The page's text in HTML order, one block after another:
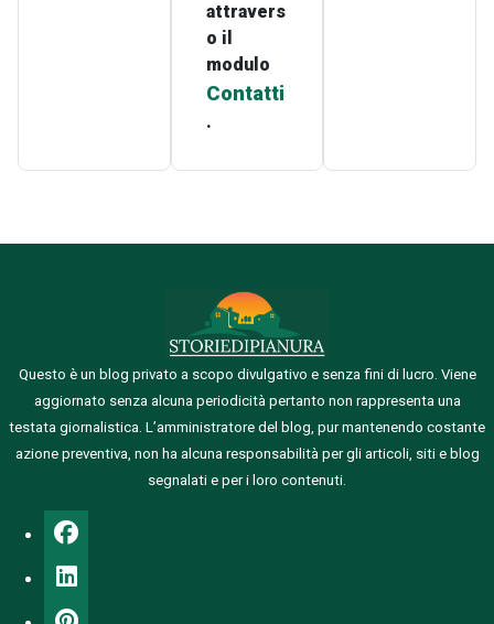
attravers
o il
modulo
Contatti
.
Questo è un blog privato a scopo divulgativo e senza fini di lucro. Viene
aggiornato senza alcuna periodicità pertanto non rappresenta una
testata giornalistica. L’amministratore del blog, pur mantenendo costante
azione preventiva, non ha alcuna responsabilità per gli articoli, siti e blog
segnalati e per i loro contenuti.